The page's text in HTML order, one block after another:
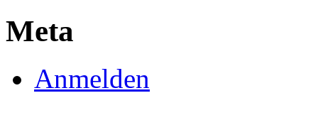
Meta
Anmelden